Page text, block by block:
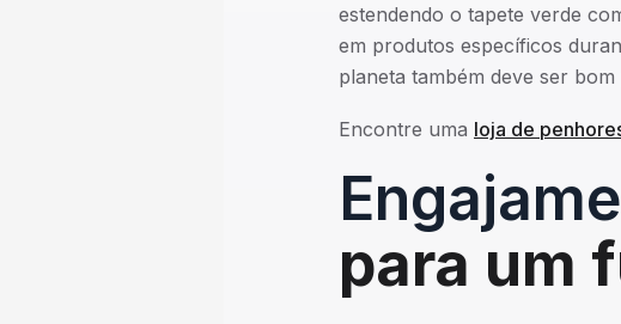
estendendo o tapete verde
em produtos específicos
planeta também deve ser
Encontre uma loja de
para um